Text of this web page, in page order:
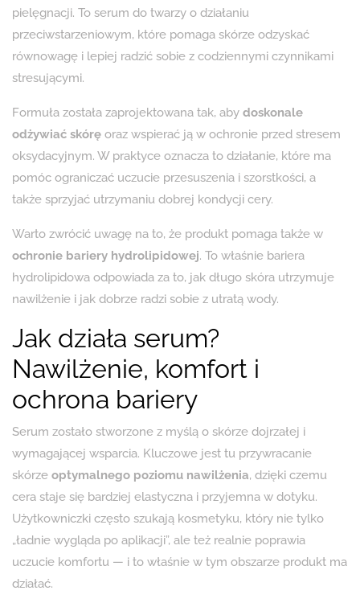
pielęgnacji. To serum do twarzy o działaniu
przeciwstarzeniowym, które pomaga skórze odzyskać
równowagę i lepiej radzić sobie z codziennymi czynnikami
stresującymi.
Formuła została zaprojektowana tak, aby doskonale
odżywiać skórę oraz wspierać ją w ochronie przed stresem
oksydacyjnym. W praktyce oznacza to działanie, które ma
pomóc ograniczać uczucie przesuszenia i szorstkości, a
także sprzyjać utrzymaniu dobrej kondycji cery.
Warto zwrócić uwagę na to, że produkt pomaga także w
ochronie bariery hydrolipidowej. To właśnie bariera
hydrolipidowa odpowiada za to, jak długo skóra utrzymuje
nawilżenie i jak dobrze radzi sobie z utratą wody.
Jak działa serum?
Nawilżenie, komfort i
ochrona bariery
Serum zostało stworzone z myślą o skórze dojrzałej i
wymagającej wsparcia. Kluczowe jest tu przywracanie
skórze optymalnego poziomu nawilżenia, dzięki czemu
cera staje się bardziej elastyczna i przyjemna w dotyku.
Użytkowniczki często szukają kosmetyku, który nie tylko
„ładnie wygląda po aplikacji”, ale też realnie poprawia
uczucie komfortu — i to właśnie w tym obszarze produkt ma
działać.